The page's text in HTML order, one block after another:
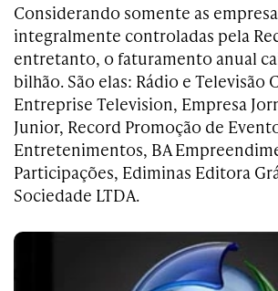
Considerando somente as
integralmente controladas pela
entretanto, o faturamento anual
bilhão. São elas: Rádio e Televisão
Entreprise Television, Empresa
Junior, Record Promoção de
Entretenimentos, BA
Participações, Ediminas Editora
Sociedade LTDA.